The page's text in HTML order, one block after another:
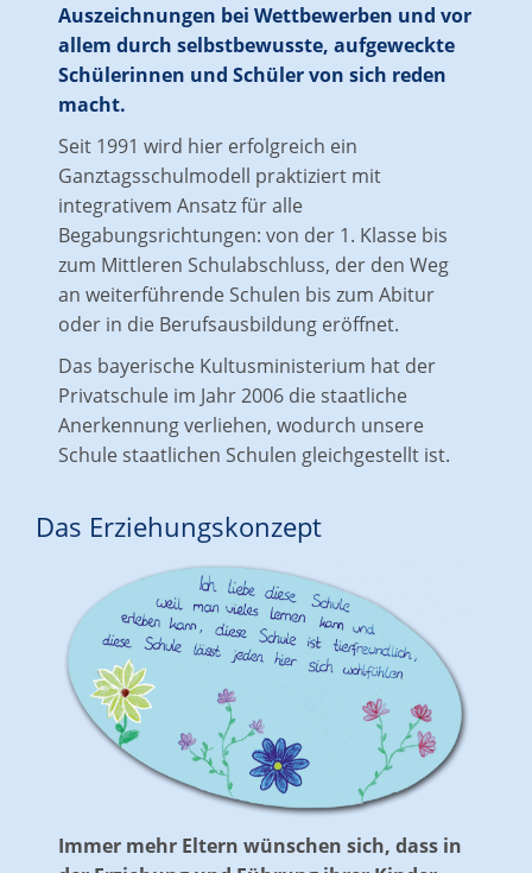
Auszeichnungen bei Wettbewerben und vor
allem durch selbstbewusste, aufgeweckte
Schülerinnen und Schüler von sich reden
macht.
Seit 1991 wird hier erfolgreich ein
Ganztagsschulmodell praktiziert mit
integrativem Ansatz für alle
Begabungsrichtungen: von der 1. Klasse bis
zum Mittleren Schulabschluss, der den Weg
an weiterführende Schulen bis zum Abitur
oder in die Berufsausbildung eröffnet.
Das bayerische Kultusministerium hat der
Privatschule im Jahr 2006 die staatliche
Anerkennung verliehen, wodurch unsere
Schule staatlichen Schulen gleichgestellt ist.
Das Erziehungskonzept
Immer mehr Eltern wünschen sich, dass in